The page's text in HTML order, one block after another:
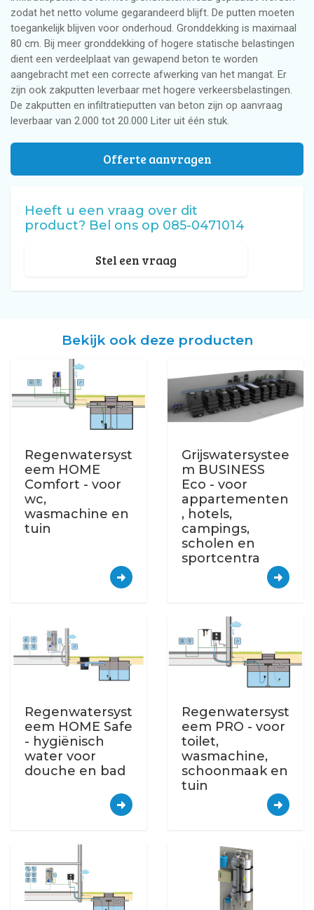
zodat het netto volume gegarandeerd blijft. De putten moeten
toegankelijk blijven voor onderhoud. Gronddekking is maximaal
80 cm. Bij meer gronddekking of hogere statische belastingen
dient een verdeelplaat van gewapend beton te worden
aangebracht met een correcte afwerking van het mangat. Er
zijn ook zakputten leverbaar met hogere verkeersbelastingen.
De zakputten en infiltratieputten van beton zijn op aanvraag
leverbaar van 2.000 tot 20.000 Liter uit één stuk.
Offerte aanvragen
Heeft u een vraag over dit
product? Bel ons op 085-0471014
Stel een vraag
Bekijk ook deze producten
Regenwatersyst
eem HOME
Comfort - voor
wc,
wasmachine en
tuin
Grijswatersystee
m BUSINESS
Eco - voor
appartementen
, hotels,
campings,
scholen en
sportcentra
Regenwatersyst
eem HOME Safe
- hygiënisch
water voor
douche en bad
Regenwatersyst
eem PRO - voor
toilet,
wasmachine,
schoonmaak en
tuin